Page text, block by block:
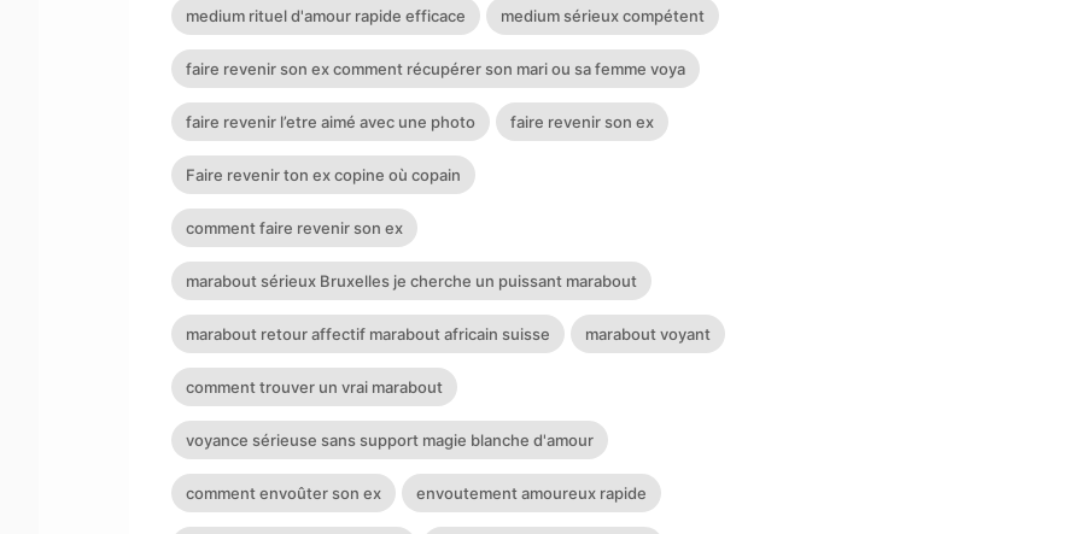
medium rituel d'amour rapide efficace medium sérieux compétent
faire revenir son ex comment récupérer son mari ou sa femme voya
faire revenir l’etre aimé avec une photo faire revenir son ex
Faire revenir ton ex copine où copain
comment faire revenir son ex
marabout sérieux Bruxelles je cherche un puissant marabout
marabout retour affectif marabout africain suisse marabout voyant
comment trouver un vrai marabout
voyance sérieuse sans support magie blanche d'amour
comment envoûter son ex envoutement amoureux rapide